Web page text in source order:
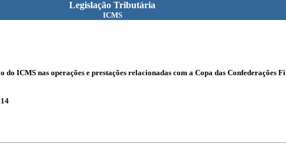
Legislação Tributária
ICMS
do ICMS nas operações e prestações relacionadas com a Copa das Confederações